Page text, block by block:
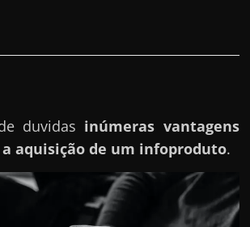
duvidas inúmeras vantagens
aquisição de um infoproduto.